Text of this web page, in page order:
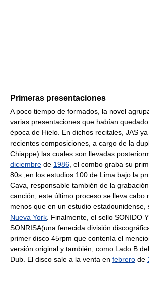
Primeras presentaciones
A poco tiempo de formados, la novel
varias presentaciones que habían
época de Hielo. En dichos recitales, JAS
recientes composiciones, a cargo de la
Chiappe) las cuales son llevadas
diciembre de 1986 , el combo graba su
80s ,en los estudios 100 de Lima bajo la
Cava, responsable también de la
canción, este último proceso se lleva cabo
menos que en un estudio
Nueva York . Finalmente, el sello SONIDO
SONRISA(una fenecida división
primer disco 45rpm que contenía el
versión original y también, como Lado B
Dub. El disco sale a la venta en febrero de